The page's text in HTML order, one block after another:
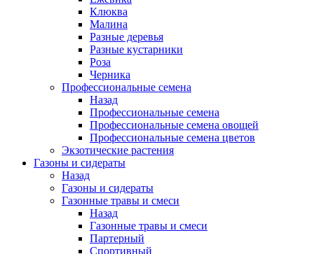
Клюква
Малина
Разные деревья
Разные кустарники
Роза
Черника
Профессиональные семена
Назад
Профессиональные семена
Профессиональные семена овощей
Профессиональные семена цветов
Экзотические растения
Газоны и сидераты
Назад
Газоны и сидераты
Газонные травы и смеси
Назад
Газонные травы и смеси
Партерный
Спортивный